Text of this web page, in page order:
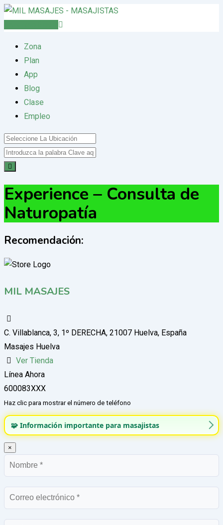
Saltar
Zona
Plan
App
Blog
Clase
Empleo
Experience – Consulta de
Naturopatía
Recomendación:
MIL MASAJES
C. Villablanca, 3, 1º DERECHA, 21007 Huelva, España
Masajes Huelva
Ver Tienda
Línea Ahora
600083XXX
Haz clic para mostrar el número de teléfono
🧩 Información importante para masajistas
×
Nombre
Correo
electrónico